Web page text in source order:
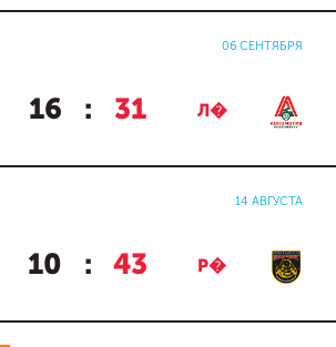
06 СЕНТЯБРЯ
16 : 31 Л�
14 АВГУСТА
10 : 43 Р�